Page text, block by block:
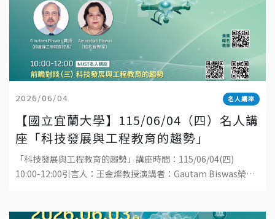
2026/06/04 名人講座
【國立宜蘭大學】115/06/04（四）名人講
座「科技發展與工程教育的趨勢」
「科技發展與工程教育的趨勢」講座時間：115/06/04(四)
10:00-12:00引言人：王金燦教授演講者：Gautam Biswas榮譽